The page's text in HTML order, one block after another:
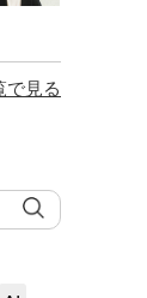
で見る